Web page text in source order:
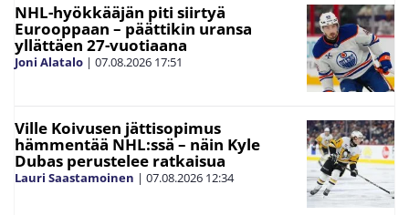
NHL-hyökkääjän piti siirtyä
Eurooppaan – päättikin uransa
yllättäen 27-vuotiaana
Joni Alatalo | 07.08.2026 17:51
Ville Koivusen jättisopimus
hämmentää NHL:ssä – näin Kyle
Dubas perustelee ratkaisua
Lauri Saastamoinen | 07.08.2026 12:34